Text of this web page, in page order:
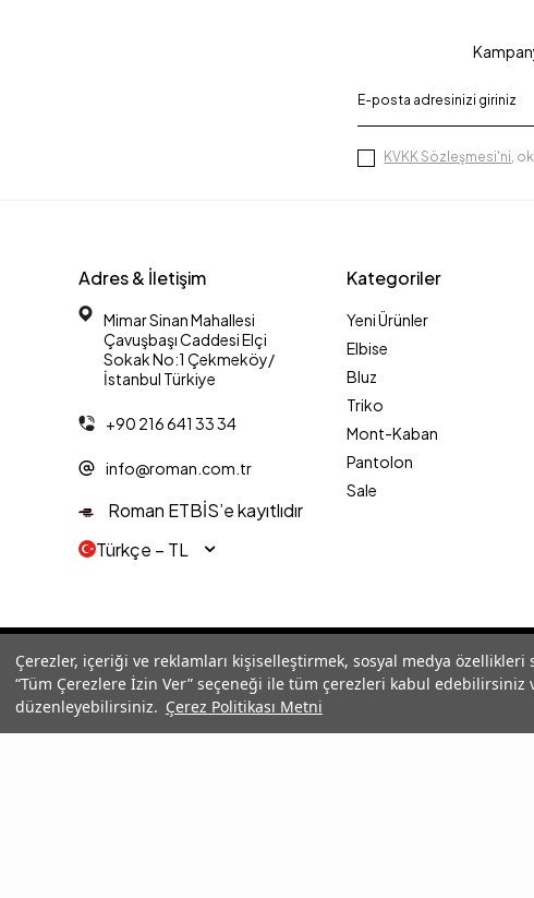
Çerezler, içeriği ve reklamları kişiselleştirmek, sosyal medya
“Tüm Çerezlere İzin Ver” seçeneği ile tüm çerezleri kabul edebilirsiniz
düzenleyebilirsiniz. Çerez Politikası Metni
KVKK Sözleşmesi'ni,
Adres & İletişim
Mimar Sinan Mahallesi
Çavuşbaşı Caddesi Elçi
Sokak No:1 Çekmeköy/
İstanbul Türkiye
+90 216 641 33 34
info@roman.com.tr
Roman ETBİS’e kayıtlıdır
Türkçe − TL
Kategoriler
Yeni Ürünler
Elbise
Bluz
Triko
Mont-Kaban
Pantolon
Sale
© 2025 Roman® Tüm Hakları Saklıdır, İzinsiz kullanılamaz